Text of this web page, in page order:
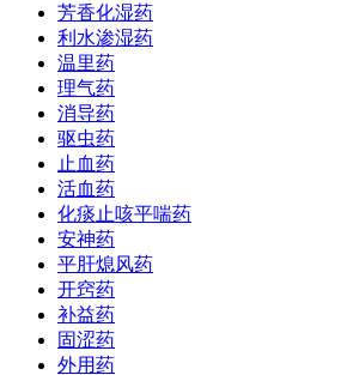
芳香化湿药
利水渗湿药
温里药
理气药
消导药
驱虫药
止血药
活血药
化痰止咳平喘药
安神药
平肝熄风药
开窍药
补益药
固涩药
外用药